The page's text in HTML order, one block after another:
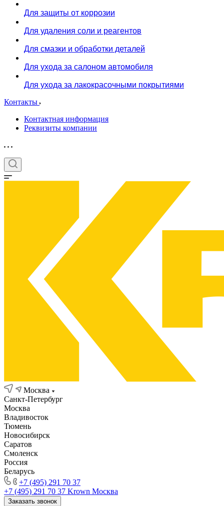
Для защиты от коррозии
Для удаления соли и реагентов
Для смазки и обработки деталей
Для ухода за салоном автомобиля
Для ухода за лакокрасочными покрытиями
Контакты
Контактная информация
Реквизиты компании
Москва
Санкт-Петербург
Москва
Владивосток
Тюмень
Новосибирск
Саратов
Смоленск
Россия
Беларусь
+7 (495) 291 70 37
+7 (495) 291 70 37 Krown Москва
Заказать звонок